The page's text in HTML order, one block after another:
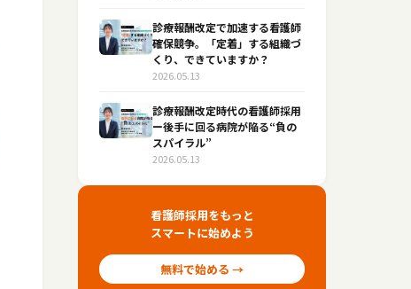
診療報酬改定で加速する看護師
確保競争。「定着」する組織づ
くり、できていますか？
2026.05.13
診療報酬改定時代の看護師採用
ー後手に回る病院が陥る“負の
スパイラル”
2026.05.13
看護師採用をもっと
スマートに始めよう
無料で始める →